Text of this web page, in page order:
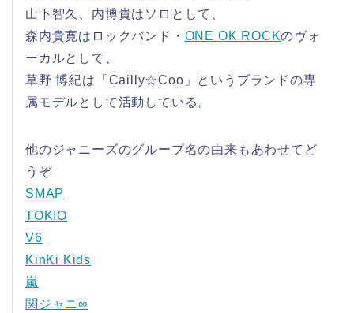
山下智久、内博貴はソロとして、
森内貴寛はロックバンド・ ONE OK ROCKのヴォ
ーカルとして、
草野 博紀は「Cailly☆Coo」というブランドの専
属モデルとして活動している。
他のジャニーズのグループ名の由来もあわせてど
うぞ
SMAP
TOKIO
V6
KinKi Kids
嵐
関ジャニ∞